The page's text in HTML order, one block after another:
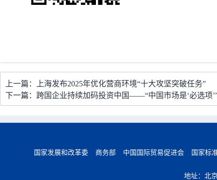
上一篇：上海发布2025年优化营商环境“十大攻坚突破任务”
下一篇：跨国企业持续加码投资中国——“中国市场是‘必选项
国家发展和改革委 商务部 中国国际贸易促进会 国家标
地址：北